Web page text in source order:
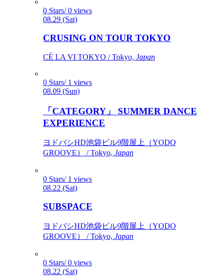
0 Stars/ 0 views
08.29 (Sat)
CRUSING ON TOUR TOKYO
CÉ LA VI TOKYO / Tokyo, Japan
0 Stars/ 1 views
08.09 (Sun)
「CATEGORY」 SUMMER DANCE
EXPERIENCE
ヨドバシHD池袋ビル9階屋上（YODO
GROOVE） / Tokyo, Japan
0 Stars/ 1 views
08.22 (Sat)
SUBSPACE
ヨドバシHD池袋ビル9階屋上（YODO
GROOVE） / Tokyo, Japan
0 Stars/ 0 views
08.22 (Sat)